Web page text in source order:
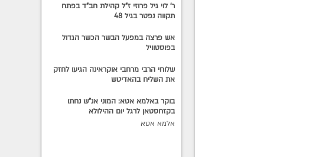
ר' לוי גיל פרוזי ז"ל קהילת חב"ד בפתח
תקווה נפטר בגיל 48
אש פרצה במפעל הבשר הכשר הגדול
בפוסטוויל
שלוחי הרבי מרחבי אוקראינה הגיעו לחזק
את השליח בהאדיטש
בוקר באלמא אטא: המוני אנ"ש נחתו
בקזחסטאן לרגל יום ההילולא
אלמא אטא